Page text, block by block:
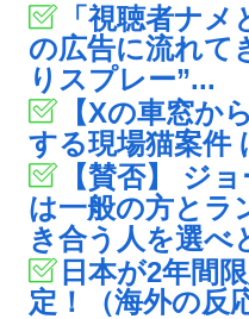
「視聴者ナ
の広告に流れて
りスプレー”...
【Xの車窓か
する現場猫案件
【賛否】 ジ
は一般の方と
き合う人を選べ
日本が2年間
定！（海外の反